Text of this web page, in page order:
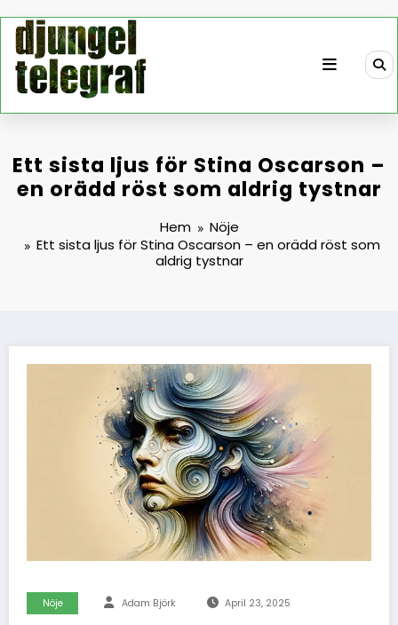
innehåll
Ett sista ljus för Stina Oscarson –
en orädd röst som aldrig tystnar
Hem
Nöje
Ett sista ljus för Stina Oscarson – en orädd röst som
aldrig tystnar
Nöje Adam Björk April 23, 2025